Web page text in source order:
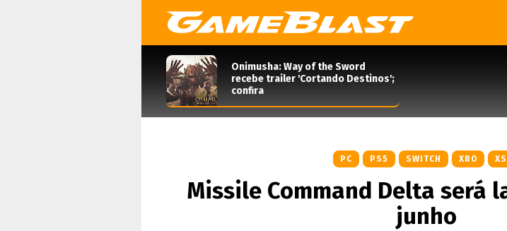
Onimusha: Way of the Sword
recebe trailer 'Cortando Destinos';
confira
PC PS5 SWITCH XBO
Missile Command Delta será
junho